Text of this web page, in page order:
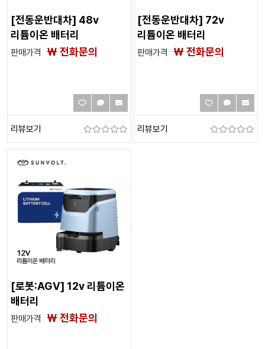
[전동운반대차] 48v
리튬이온 배터리
판매가격 ₩ 전화문의
리뷰보기
[전동운반대차] 72v
리튬이온 배터리
판매가격 ₩ 전화문의
리뷰보기
[로봇:AGV] 12v 리튬이온
배터리
판매가격 ₩ 전화문의